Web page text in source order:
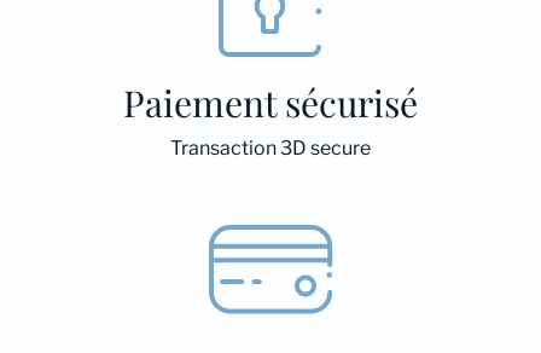
Paiement sécurisé
Transaction 3D secure